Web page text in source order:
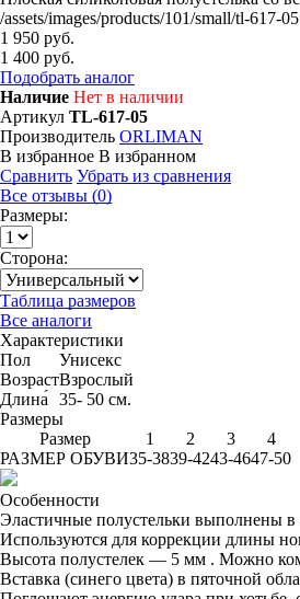
/assets/images/products/101/small/tl-617-
1 950 руб.
1 400 руб.
Подобрать аналог
Наличие Нет в наличии
Артикул TL-617-05
Производитель ORLIMAN
В избранное В избранном
Сравнить Убрать из сравнения
Все отзывы (0)
Размеры:
Сторона:
Таблица размеров
Все аналоги
Характеристики
Пол
Унисекс
ВозрастВзрослый
Длина́
35- 50 см.
Размеры
Размер
1 2 3
4
РАЗМЕР ОБУВИ35-3839-4243-4647-50
Особенности
Эластичные полустельки выполнены в
Используются для коррекции длины
Высота полустелек — 5 мм . Можно
Вставка (синего цвета) в пяточной